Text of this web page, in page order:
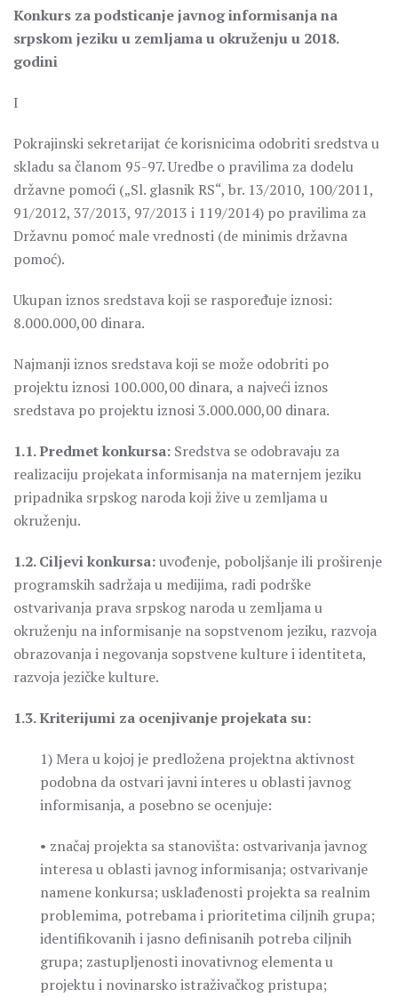
Konkurs za podsticanje javnog informisanja na
srpskom jeziku u zemljama u okruženju u 2018.
godini
I
Pokrajinski sekretarijat će korisnicima odobriti sredstva u
skladu sa članom 95-97. Uredbe o pravilima za dodelu
državne pomoći („Sl. glasnik RS“, br. 13/2010, 100/2011,
91/2012, 37/2013, 97/2013 i 119/2014) po pravilima za
Državnu pomoć male vrednosti (de minimis državna
pomoć).
Ukupan iznos sredstava koji se raspoređuje iznosi:
8.000.000,00 dinara.
Najmanji iznos sredstava koji se može odobriti po
projektu iznosi 100.000,00 dinara, a najveći iznos
sredstava po projektu iznosi 3.000.000,00 dinara.
1.1. Predmet konkursa: Sredstva se odobravaju za
realizaciju projekata informisanja na maternjem jeziku
pripadnika srpskog naroda koji žive u zemljama u
okruženju.
1.2. Ciljevi konkursa:uvođenje, poboljšanje ili proširenje
programskih sadržaja u medijima, radi podrške
ostvarivanja prava srpskog naroda u zemljama u
okruženju na informisanje na sopstvenom jeziku, razvoja
obrazovanja i negovanja sopstvene kulture i identiteta,
razvoja jezičke kulture.
1.3. Kriterijumi za ocenjivanje projekata su:
1) Mera u kojoj je predložena projektna aktivnost
podobna da ostvari javni interes u oblasti javnog
informisanja, a posebno se ocenjuje:
• značaj projekta sa stanovišta: ostvarivanja javnog
interesa u oblasti javnog informisanja; ostvarivanje
namene konkursa; usklađenosti projekta sa realnim
problemima, potrebama i prioritetima ciljnih grupa;
identifikovanih i jasno definisanih potreba ciljnih
grupa; zastupljenosti inovativnog elementa u
projektu i novinarsko istraživačkog pristupa;